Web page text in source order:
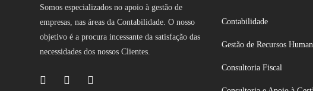
Somos especializados no apoio à gestão de
empresas, nas áreas da Contabilidade. O nosso
objetivo é a procura incessante da satisfação das
necessidades dos nossos Clientes.
Contabilidade
Gestão de Recursos
Consultoria Fiscal